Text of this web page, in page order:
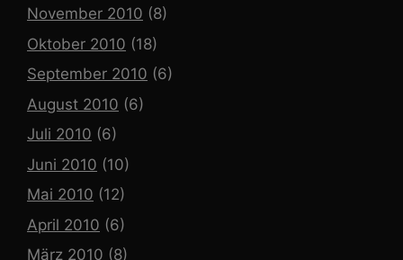
November 2010 (8)
Oktober 2010 (18)
September 2010 (6)
August 2010 (6)
Juli 2010 (6)
Juni 2010 (10)
Mai 2010 (12)
April 2010 (6)
März 2010 (8)